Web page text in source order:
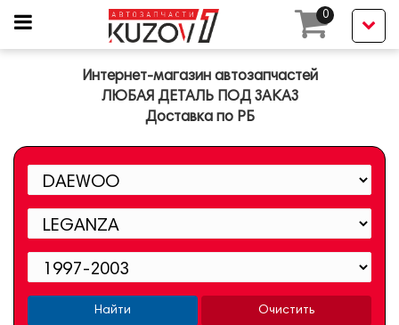
0
Интернет-магазин автозапчастей
ЛЮБАЯ ДЕТАЛЬ ПОД ЗАКАЗ
Доставка по РБ
Найти Очистить